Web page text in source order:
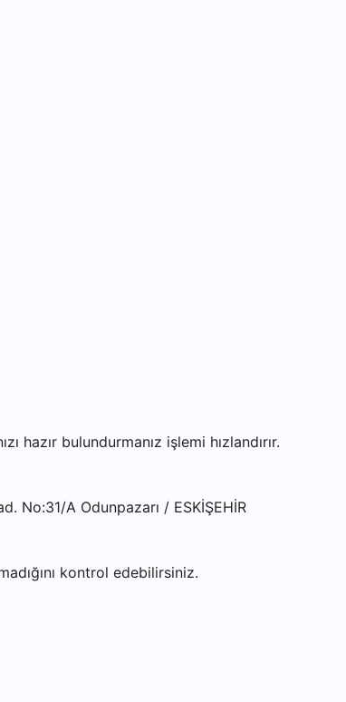
bulundurmanız işlemi hızlandırır.
No:31/A Odunpazarı / ESKİŞEHİR
kontrol edebilirsiniz.